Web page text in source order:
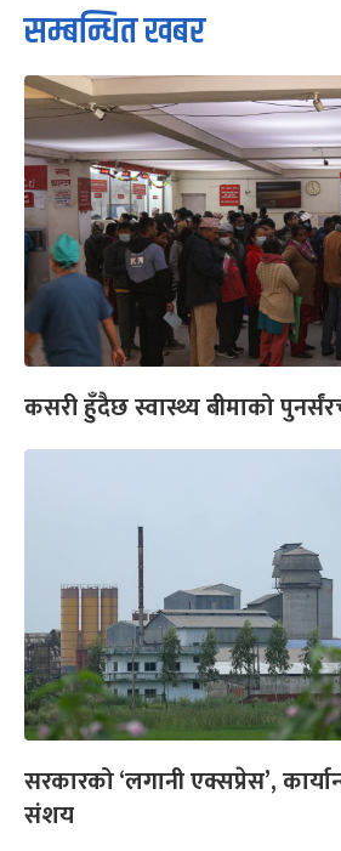
सम्बन्धित खबर
कसरी हुँदैछ स्वास्थ्य बीमाको
सरकारको ‘लगानी एक्सप्रेस’,
संशय